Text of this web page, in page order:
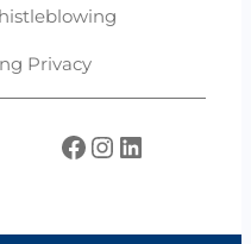
Privacy
Facebook
Instagram
LinkedIn